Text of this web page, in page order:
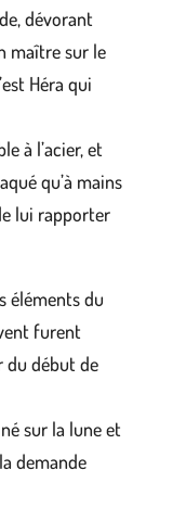
dévorant
maître sur le
Héra qui
à l’acier, et
qu’à mains
lui rapporter
éléments du
furent
du début de
sur la lune et
demande